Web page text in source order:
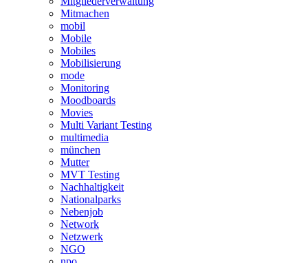
Mitmachen
mobil
Mobile
Mobiles
Mobilisierung
mode
Monitoring
Moodboards
Movies
Multi Variant Testing
multimedia
münchen
Mutter
MVT Testing
Nachhaltigkeit
Nationalparks
Nebenjob
Network
Netzwerk
NGO